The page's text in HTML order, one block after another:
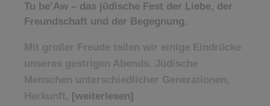
Tu be’Aw – das jüdische Fest der Liebe, der
Freundschaft und der Begegnung.
Mit großer Freude teilen wir einige Eindrücke
unseres gestrigen Abends. Jüdische
Menschen unterschiedlicher Generationen,
Herkunft, [weiterlesen]